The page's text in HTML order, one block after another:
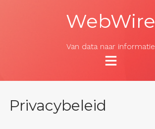
WebWire
Van data naar informatie
Privacybeleid